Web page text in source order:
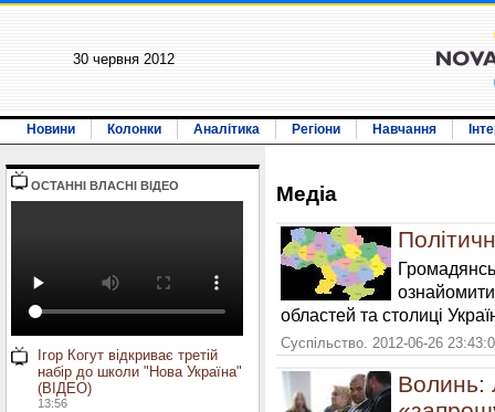
30 червня 2012
Новини Колонки Аналітика Регіони Навчання
ОСТАННI ВЛАСНI ВIДЕО
Ігор Когут відкриває третій
набір до школи "Нова Україна"
(ВІДЕО)
13:56
Медiа
областей та столиці
Суспільство. 2012-06-26
Волинь: